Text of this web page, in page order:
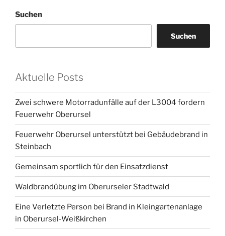
Suchen
Suchen
Aktuelle Posts
Zwei schwere Motorradunfälle auf der L3004 fordern
Feuerwehr Oberursel
Feuerwehr Oberursel unterstützt bei Gebäudebrand in
Steinbach
Gemeinsam sportlich für den Einsatzdienst
Waldbrandübung im Oberurseler Stadtwald
Eine Verletzte Person bei Brand in Kleingartenanlage
in Oberursel-Weißkirchen